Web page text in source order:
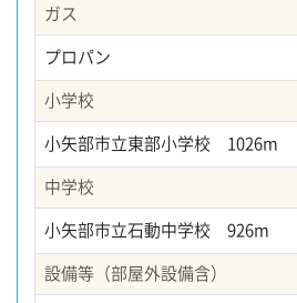
ガス
プロパン
小学校
小矢部市立東部小学校 1026m
中学校
小矢部市立石動中学校 926m
設備等（部屋外設備含）